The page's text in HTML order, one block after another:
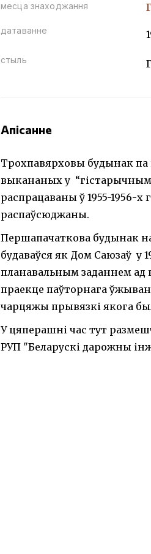
месца знаходжання
датаванне
стыль
Апісанне
Трохпавярховы будынак па
выкананых у “гістарычным
распрацаваны ў 1955-1956-х
распаўсюджаны.
Першапачаткова будынак
будаваўся як Дом Саюзаў у
планавальным заданнем ад
праекце паўторнага
чарцяжы прывязкі якога
У цяперашні час тут
РУП "Беларускі дарожны